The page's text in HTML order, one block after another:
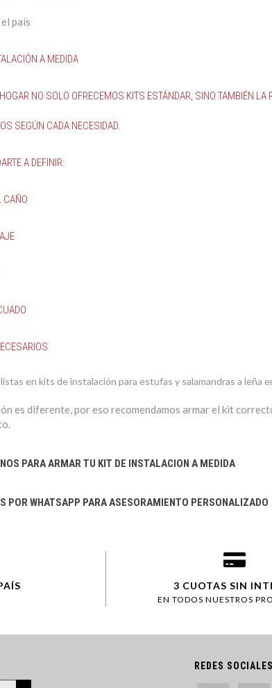
país
A MEDIDA
NO SOLO OFRECEMOS KITS ESTÁNDAR, SINO TAMBIÉN
SEGÚN CADA NECESIDAD.
A DEFINIR:
CAÑO
en kits de instalación para estufas y salamandras a leña
es diferente, por eso recomendamos armar el kit
PARA ARMAR TU KIT DE INSTALACION A MEDIDA
POR WHATSAPP PARA ASESORAMIENTO PERSONALIZADO
3 CUOTAS SIN
EN TODOS NUESTROS
REDES SOCIALES